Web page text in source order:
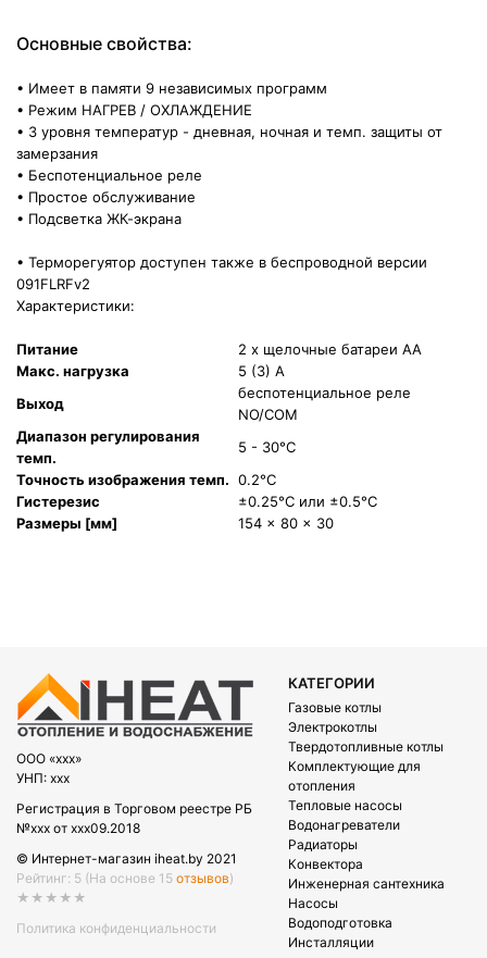
Основные свойства:
• Имеет в памяти 9 независимых программ
• Режим НАГРЕВ / ОХЛАЖДЕНИЕ
• 3 уровня температур - дневная, ночная и темп. защиты от
замерзания
• Беспотенциальное реле
• Простое обслуживание
• Подсветка ЖК-экрана
• Терморегуятор доступен также в беспроводной версии
091FLRFv2
Характеристики:
Питание
2 x щелочные батареи AA
Макс. нагрузка
5 (3) A
Выход
беспотенциальное реле
NO/COM
Диапазон регулирования
темп.
5 - 30°C
Точность изображения темп. 0.2°C
Гистерезис
±0.25°C или ±0.5°C
Размеры [мм]
154 x 80 x 30
OOO «xxx»
УНП: xxx
Регистрация в Торговом реестре РБ
№xxx от xxx09.2018
© Интернет-магазин iheat.by 2021
Рейтинг: 5 (На основе 15 отзывов)
★★★★★
Политика конфиденциальности
КАТЕГОРИИ
Газовые котлы
Электрокотлы
Твердотопливные котлы
Комплектующие для
отопления
Тепловые насосы
Водонагреватели
Радиаторы
Конвектора
Инженерная сантехника
Насосы
Водоподготовка
Инсталляции